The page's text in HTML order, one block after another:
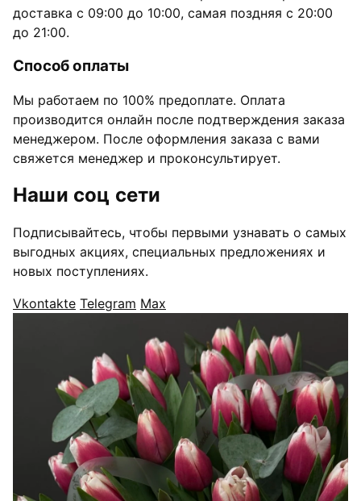
доставка с 09:00 до 10:00, самая поздняя с 20:00
до 21:00.
Способ оплаты
Мы работаем по 100% предоплате. Оплата
производится онлайн после подтверждения заказа
менеджером. После оформления заказа с вами
свяжется менеджер и проконсультирует.
Наши соц сети
Подписывайтесь, чтобы первыми узнавать о самых
выгодных акциях, специальных предложениях и
новых поступлениях.
Vkontakte Telegram Max